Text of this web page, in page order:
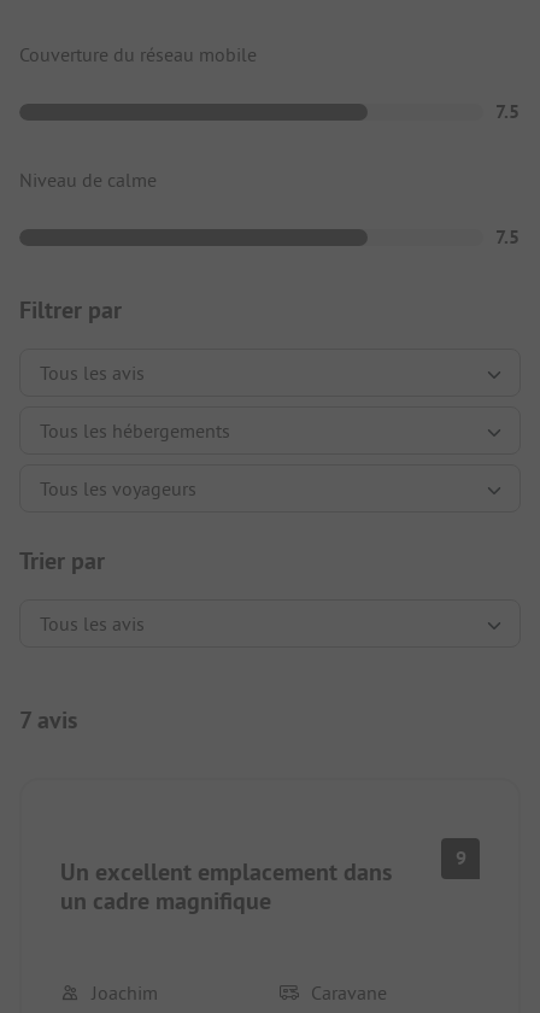
Couverture du réseau mobile
7.5
Niveau de calme
7.5
Filtrer par
Trier par
7 avis
Un excellent emplacement dans
un cadre magnifique
9
Joachim Caravane